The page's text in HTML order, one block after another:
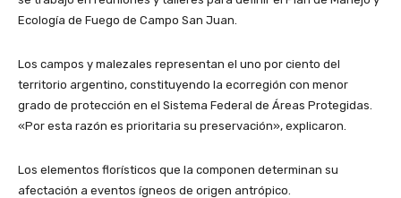
Ecología de Fuego de Campo San Juan.
Los campos y malezales representan el uno por ciento del
territorio argentino, constituyendo la ecorregión con menor
grado de protección en el Sistema Federal de Áreas Protegidas.
«Por esta razón es prioritaria su preservación», explicaron.
Los elementos florísticos que la componen determinan su
afectación a eventos ígneos de origen antrópico.